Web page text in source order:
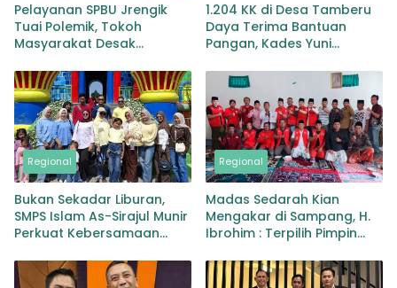
Pelayanan SPBU Jrengik
Tuai Polemik, Tokoh
Masyarakat Desak
Copot Manajer
1.204 KK di Desa Tamberu
Daya Terima Bantuan
Pangan, Kades Yuni
Sasaran
Regional
Bukan Sekadar Liburan,
SMPS Islam As-Sirajul Munir
Perkuat Kebersamaan
Kota Batu
Regional
Madas Sedarah Kian
Mengakar di Sampang, H.
Ibrohim : Terpilih Pimpin